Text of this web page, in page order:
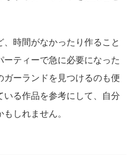
時間がなかったり作ること
ティーで急に必要になった
ガーランドを見つけるのも便
る作品を参考にして、自分
しれません。